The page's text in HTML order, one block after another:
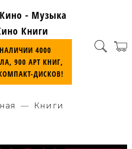
- Музыка
Книги
4000
900 АРТ КНИГ,
ДИСКОВ!
Книги